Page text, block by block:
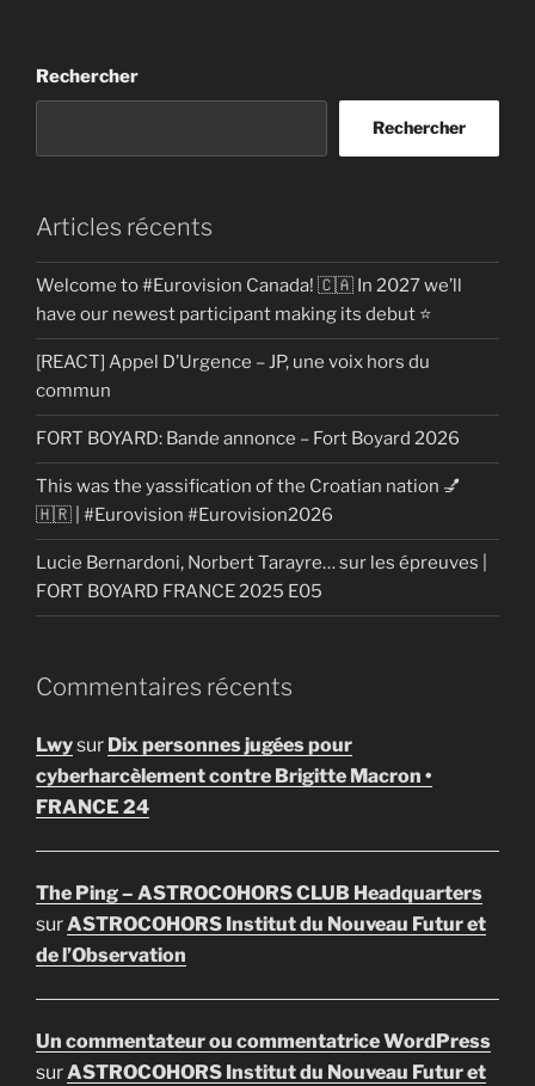
Rechercher
Rechercher
Articles récents
Welcome to #Eurovision Canada! 🇨🇦 In 2027 we’ll
have our newest participant making its debut ⭐
[REACT] Appel D’Urgence – JP, une voix hors du
commun
FORT BOYARD: Bande annonce – Fort Boyard 2026
This was the yassification of the Croatian nation 💅
🇭🇷 | #Eurovision #Eurovision2026
Lucie Bernardoni, Norbert Tarayre… sur les épreuves |
FORT BOYARD FRANCE 2025 E05
Commentaires récents
Lwysur Dix personnes jugées pour
cyberharcèlement contre Brigitte Macron •
FRANCE 24
The Ping – ASTROCOHORS CLUB Headquarters
surASTROCOHORS Institut du Nouveau Futur et
de l’Observation
Un commentateur ou commentatrice WordPress
surASTROCOHORS Institut du Nouveau Futur et